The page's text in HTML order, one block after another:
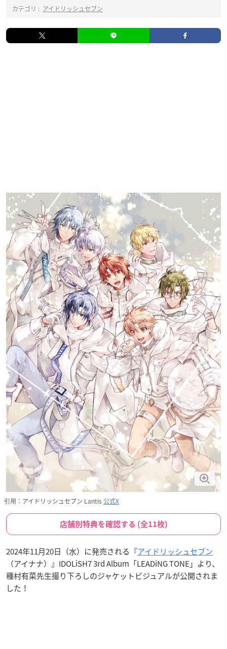
カテゴリ : アイドリッシュセブン
引用：アイドリッシュセブン Lantis 公式X
店舗別特典を確認する (全11枚)
2024年11月20日（水）に発売される『アイドリッシュセブン
（アイナナ）』IDOLiSH7 3rd Album「LEADiNG TONE」より、
種村有菜先生撮り下ろしのジャケットビジュアルが公開されま
した！